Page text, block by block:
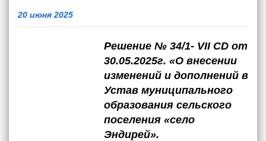
20 июня 2025
Решение № 34/1- VII CD от
30.05.2025г. «О внесении
изменений и дополнений в
Устав муниципального
образования сельского
поселения «село
Эндирей».